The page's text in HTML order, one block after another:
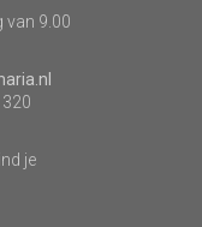
van 9.00
je